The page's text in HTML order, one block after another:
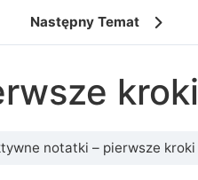
Następny Temat
kroki
notatki – pierwsze kroki